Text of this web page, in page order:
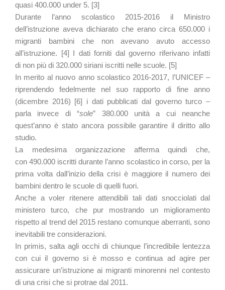
quasi 400.000 under 5. [3]
Durante l’anno scolastico 2015-2016 il Ministro
dell’istruzione aveva dichiarato che erano circa 650.000 i
migranti bambini che non avevano avuto accesso
all’istruzione. [4] I dati forniti dal governo riferivano infatti
di non più di 320.000 siriani iscritti nelle scuole. [5]
In merito al nuovo anno scolastico 2016-2017, l’UNICEF –
riprendendo fedelmente nel suo rapporto di fine anno
(dicembre 2016) [6] i dati pubblicati dal governo turco –
parla invece di “sole” 380.000 unità a cui neanche
quest’anno è stato ancora possibile garantire il diritto allo
studio.
La medesima organizzazione afferma quindi che,
con 490.000 iscritti durante l’anno scolastico in corso, per la
prima volta dall’inizio della crisi è maggiore il numero dei
bambini dentro le scuole di quelli fuori.
Anche a voler ritenere attendibili tali dati snocciolati dal
ministero turco, che pur mostrando un miglioramento
rispetto al trend del 2015 restano comunque aberranti, sono
inevitabili tre considerazioni.
In primis, salta agli occhi di chiunque l’incredibile lentezza
con cui il governo si è mosso e continua ad agire per
assicurare un’istruzione ai migranti minorenni nel contesto
di una crisi che si protrae dal 2011.